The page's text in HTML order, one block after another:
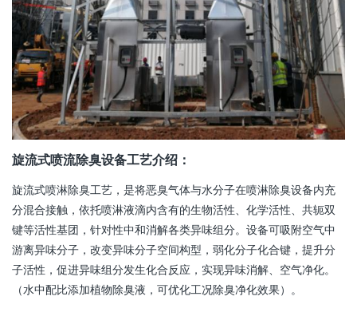
旋流式喷流除臭设备工艺介绍：
旋流式喷淋除臭工艺，是将恶臭气体与水分子在喷淋除臭设备内充
分混合接触，依托喷淋液滴内含有的生物活性、化学活性、共轭双
键等活性基团，针对性中和消解各类异味组分。设备可吸附空气中
游离异味分子，改变异味分子空间构型，弱化分子化合键，提升分
子活性，促进异味组分发生化合反应，实现异味消解、空气净化。
（水中配比添加植物除臭液，可优化工况除臭净化效果）。